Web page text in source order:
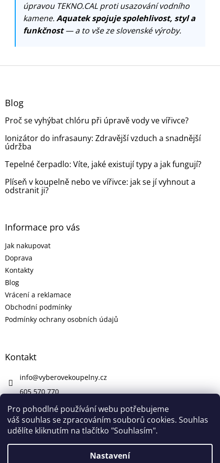
Pro pohodlné používání webu potřebujeme
váš souhlas se zpracováním souborů cookies. Souhlas
udělíte kliknutím na tlačítko "Souhlasím".
Nastavení
úpravou TEKNO.CAL proti usazování vodního
kamene.Aquatek spojuje spolehlivost, styl a
funkčnost— a to vše ze slovenské výroby.
Z
Blog
Proč se vyhýbat chlóru při úpravě vody ve vířivce?
Ionizátor do infrasauny: Zdravější vzduch a snadnější
údržba
Tepelné čerpadlo: Víte, jaké existují typy a jak fungují?
Plíseň v koupelně nebo ve vířivce: jak se jí vyhnout a
odstranit ji?
Informace pro vás
Jak nakupovat
Doprava
Kontakty
Blog
Vrácení a reklamace
Obchodní podmínky
Podmínky ochrany osobních údajů
Kontakt
info@vyberovekoupelny.cz
605 570 770
https://www.facebook.com/vyberovekoupelny/